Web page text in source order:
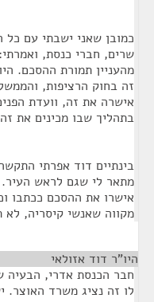
כמובן שאני ישבתי עם כל
שרים, חברי כנסת,
מהעניין תמורת ההסכם.
זה בחוק הרציפות,
אישרה את זה, וועדת
בתהליך שבו מכינים את
בינתיים דוד אפרתי
מתאר לי שגם לראש העיר.
אישרו את ההסכם ככתבו
מקווה שאנשי קיסריה,
היו"ר דוד אזולאי
חבר הכנסת אדרי,
לו זה נציג משרד